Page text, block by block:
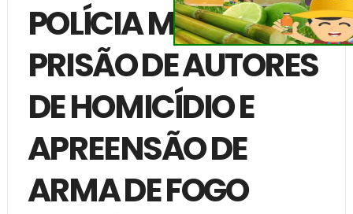
POLÍCIA MILITAR FAZ
PRISÃO DE AUTORES
DE HOMICÍDIO E
APREENSÃO DE
ARMA DE FOGO